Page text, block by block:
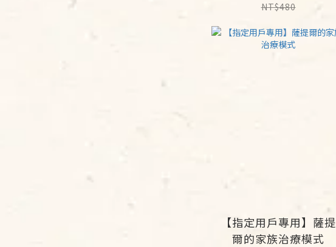
NT$480
【指定用戶專用】薩提
爾的家族治療模式